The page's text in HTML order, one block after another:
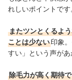
れしいポイントです
またツンとくるよ
ことは少ない印象
すい」という声があ
除毛力が高く期待